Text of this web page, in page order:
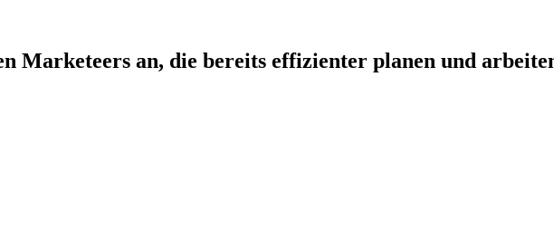
Marketeers an, die bereits effizienter planen und